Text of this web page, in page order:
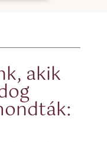
akik